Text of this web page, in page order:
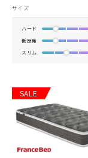
サイズ
ハード
低反発
スリム
SALE